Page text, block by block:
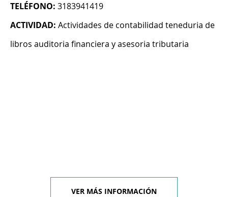
TELÉFONO: 3183941419
ACTIVIDAD: Actividades de contabilidad teneduria de
libros auditoria financiera y asesoria tributaria
VER MÁS INFORMACIÓN